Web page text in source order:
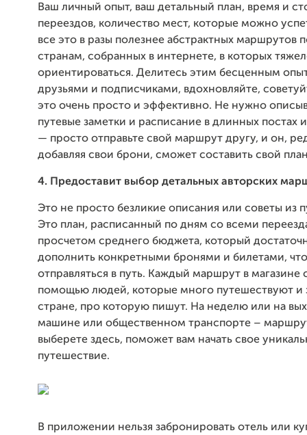
Ваш личный опыт, ваш детальный план, время и
переездов, количество мест, которые можно
все это в разы полезнее абстрактных маршрутов
странам, собранных в интернете, в которых
ориентироваться. Делитесь этим бесценным
друзьями и подписчиками, вдохновляйте,
это очень просто и эффективно. Не нужно
путевые заметки и расписание в длинных постах
— просто отправьте свой маршрут другу, и он,
добавляя свои брони, сможет составить свой
4. Предоставит выбор детальных авторских
Это не просто безликие описания или советы из
Это план, расписанный по дням со всеми
просчетом среднего бюджета, который
дополнить конкретными бронями и билетами,
отправляться в путь. Каждый маршрут в магазине
помощью людей, которые много путешествуют и
стране, про которую пишут. На неделю или на
машине или общественном транспорте –
выберете здесь, поможет вам начать свое
путешествие.
В приложении нельзя забронировать отель или